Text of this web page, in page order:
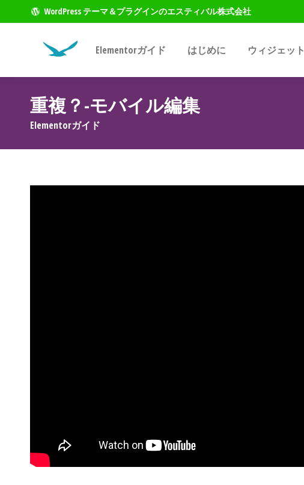
WordPress テーマ＆プラグインのエスティバル株式会社
Elementorガイド はじめに ウィジェット
重複？-モバイル編集
Elementorガイド
現在地: